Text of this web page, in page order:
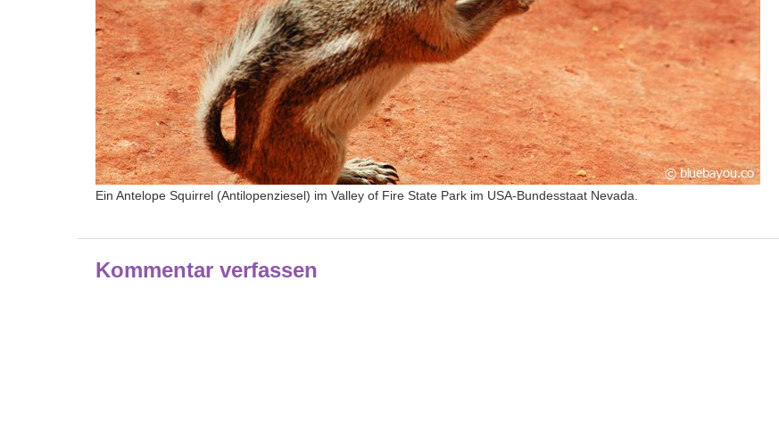
Ein Antelope Squirrel (Antilopenziesel) im Valley of Fire State Park im USA-Bundesstaat Nevada.
Kommentar verfassen